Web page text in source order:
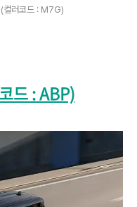
(컬러코드 : M7G)
드 : ABP)